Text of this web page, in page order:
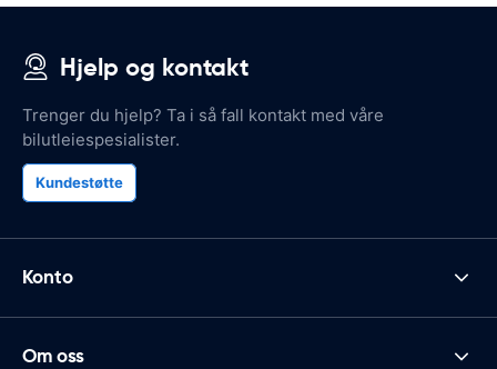
Hjelp og kontakt
Trenger du hjelp? Ta i så fall kontakt med våre
bilutleiespesialister.
Kundestøtte
Konto
Om oss